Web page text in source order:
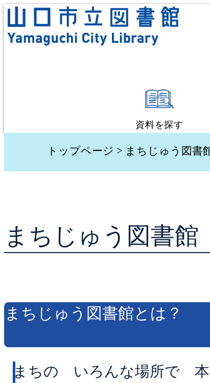
資料を探す
蔵書検索
貸出ランキ
トップページ > まちじゅう図書
まちじゅう図書館
まちじゅう図書館とは？
まちの いろんな場所で 本